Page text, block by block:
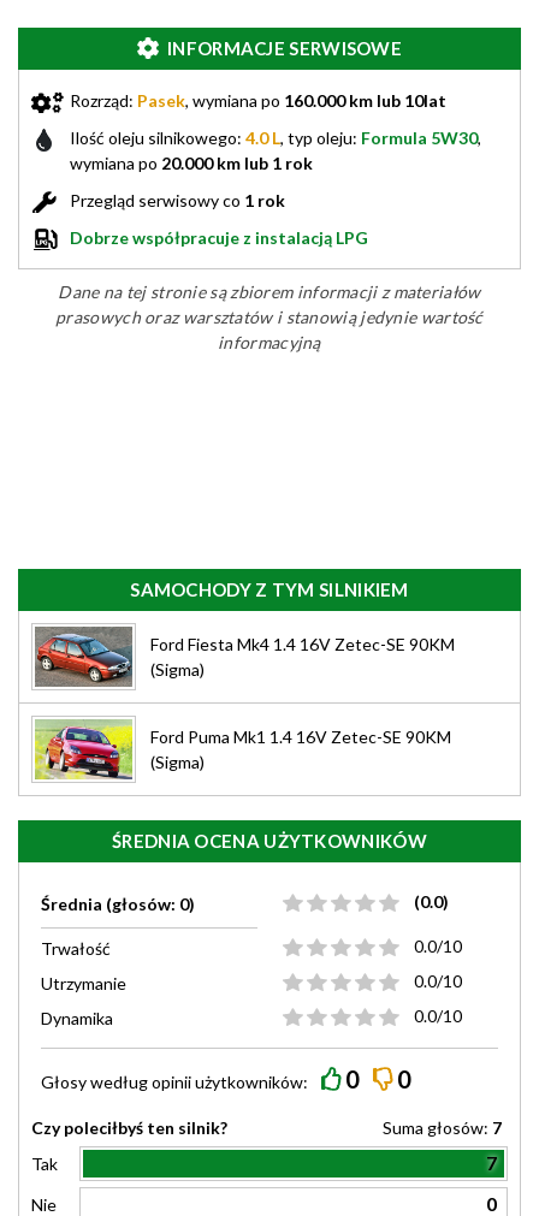
INFORMACJE SERWISOWE
Rozrząd: Pasek, wymiana po 160.000 km lub 10lat
Ilość oleju silnikowego: 4.0 L, typ oleju: Formula 5W30,
wymiana po 20.000 km lub 1 rok
Przegląd serwisowy co 1 rok
Dobrze współpracuje z instalacją LPG
Dane na tej stronie są zbiorem informacji z materiałów
prasowych oraz warsztatów i stanowią jedynie wartość
informacyjną
SAMOCHODY Z TYM SILNIKIEM
Ford Fiesta Mk4 1.4 16V Zetec-SE 90KM
(Sigma)
Ford Puma Mk1 1.4 16V Zetec-SE 90KM
(Sigma)
ŚREDNIA OCENA UŻYTKOWNIKÓW
Średnia (głosów: 0) (0.0)
Trwałość
0.0/10
Utrzymanie
0.0/10
Dynamika
0.0/10
Głosy wedługopiniiużytkowników: 0 0
Czy poleciłbyś ten silnik? Suma głosów: 7
Tak
7
Nie 0